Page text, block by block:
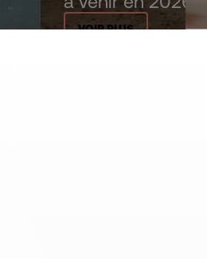
VOIR PLUS